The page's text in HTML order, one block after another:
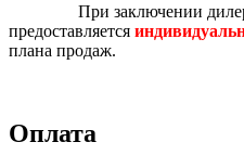
При заключении
предоставляется
плана продаж.
Оплата